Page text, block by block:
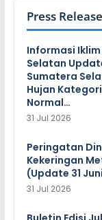
Press Release
Informasi
Selatan
Sumatera
Hujan
Normal…
31 Jul 2026
Peringatan
Kekeringan
(Update 31
31 Jul 2026